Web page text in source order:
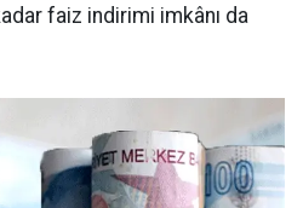
faiz indirimi imkânı da